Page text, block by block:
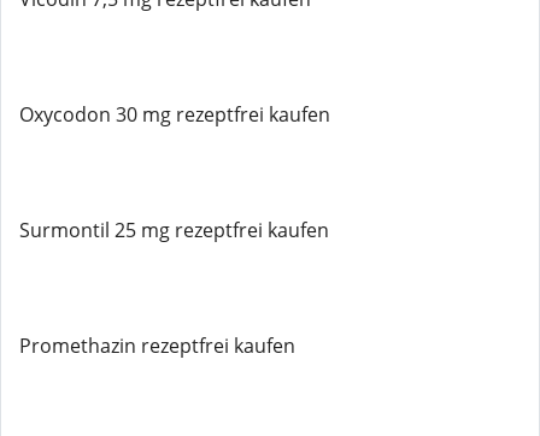
Oxycodon 30 mg rezeptfrei kaufen
Surmontil 25 mg rezeptfrei kaufen
Promethazin rezeptfrei kaufen